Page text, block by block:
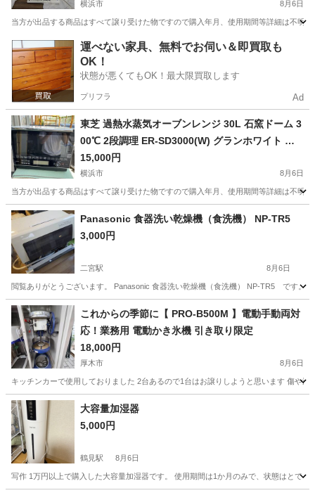
横浜市 8月6日
当方が出品する商品はすべて譲り受けた物ですので購入年月、使用期間等詳細は不明
神奈川 横浜市 家電 カラーテレビ
運べない家具、無料でお伺い＆即買取も
OK！
状態が悪くてもOK！最大限買取します
プリフラ Ad
東芝 過熱水蒸気オーブンレンジ 30L 石窯ドーム 3
00℃ 2段調理 ER-SD3000(W) グランホワイト フ
ラットテーブル 2021年製@Y倉
15,000円
横浜市 8月6日
当方が出品する商品はすべて譲り受けた物ですので購入年月、使用期間等詳細は不明
神奈川 横浜市 石窯
Panasonic 食器洗い乾燥機（食洗機） NP-TR5
3,000円
二宮駅 8月6日
閲覧ありがとうございます。 Panasonic 食器洗い乾燥機（食洗機） NP-TR5 です。
神奈川 中郡 二宮駅 キッチン家電
これからの季節に【 PRO-B500M 】電動手動両対
応！業務用 電動かき氷機 引き取り限定
18,000円
厚木市 8月6日
キッチンカーで使用しておりました 2台あるので1台はお譲りしようと思います 傷や
神奈川 厚木市 キッチン家電
大容量加湿器
5,000円
鶴見駅 8月6日
写作 1万円以上で購入した大容量加湿器です。 使用期間は1か月のみで、状態はとて